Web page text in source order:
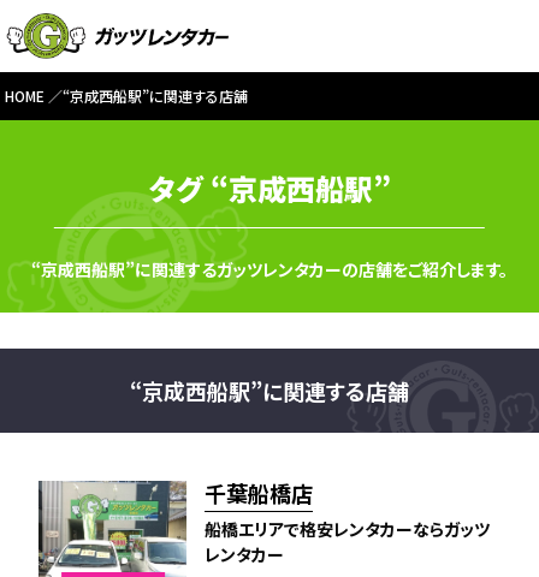
HOME “京成西船駅”に関連する店舗
タグ “京成西船駅”
“京成西船駅”に関連するガッツレンタカーの店舗をご紹介します。
“京成西船駅”に関連する店舗
千葉船橋店
船橋エリアで格安レンタカーならガッツ
レンタカー